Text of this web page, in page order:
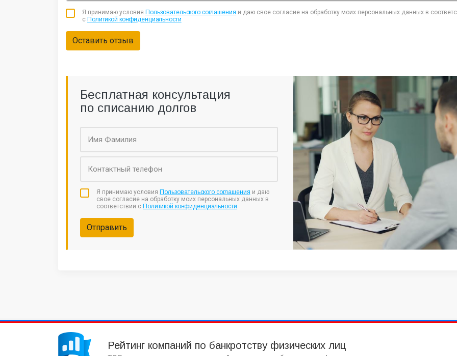
Я принимаю условия Пользовательского соглашения и даю свое согласие на обработку моих персональных данных в
с Политикой конфиденциальности
Оставить отзыв
Бесплатная консультация
по списанию долгов
Я принимаю условия Пользовательского соглашения и даю
свое согласие на обработку моих персональных данных в
соответствии с Политикой конфиденциальности
Отправить
Рейтинг компаний по банкротству физических лиц